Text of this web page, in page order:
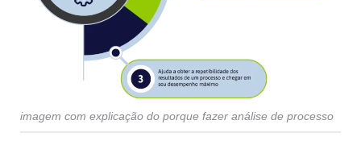
imagem com explicação do porque fazer análise de processo